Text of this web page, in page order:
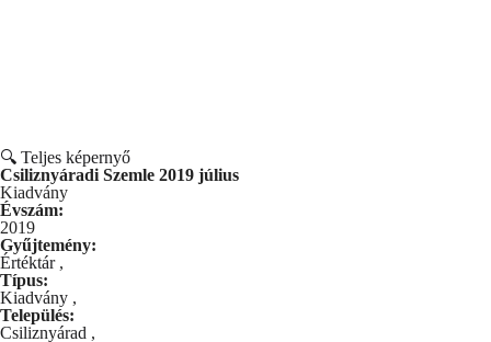
🔍 Teljes képernyő
Csiliznyáradi Szemle 2019 július
Kiadvány
Évszám:
2019
Gyűjtemény:
Értéktár ,
Típus:
Kiadvány ,
Település:
Csiliznyárad ,